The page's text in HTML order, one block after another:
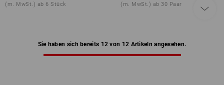
(m. MwSt.) ab 6 Stück (m. MwSt.) ab 30 Paar
Sie haben sich bereits 12 von 12 Artikeln angesehen.